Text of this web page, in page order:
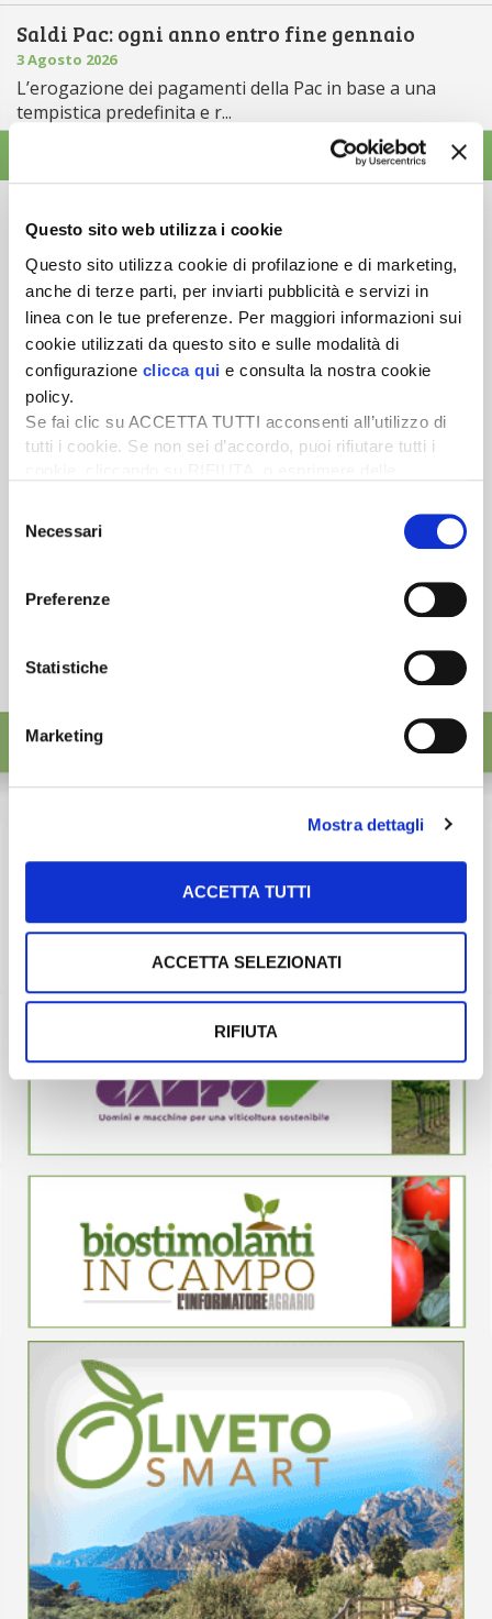
Questo sito web utilizza i cookie
Questo sito utilizza cookie di profilazione e di marketing,
anche di terze parti, per inviarti pubblicità e servizi in
linea con le tue preferenze. Per maggiori informazioni sui
cookie utilizzati da questo sito e sulle modalità di
configurazione clicca qui e consulta la nostra cookie
policy.
Se fai clic su ACCETTA TUTTI acconsenti all’utilizzo di
tutti i cookie. Se non sei d’accordo, puoi rifiutare tutti i
desideri accettare e cliccando ACCETTA SELEZIONATI.
delNecessari
Preferenze
Statistiche
Marketing
Mostra dettagli
ACCETTA TUTTI
ACCETTA SELEZIONATI
RIFIUTA
Saldi Pac: ogni anno entro fine gennaio
3 Agosto 2026
L’erogazione dei pagamenti della Pac in base a una
tempistica predefinita e r...
Newsletter
Scopri un servizio d'informazione di alta qualità. Tagliato sulle tue
esigenze.